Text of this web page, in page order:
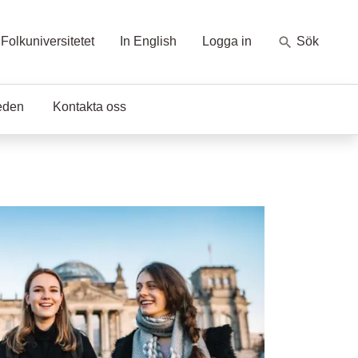
In English Logga in Sök
Kontakta oss